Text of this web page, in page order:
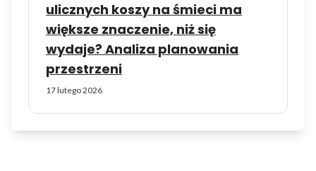
ulicznych koszy na śmieci ma
większe znaczenie, niż się
wydaje? Analiza planowania
przestrzeni
17 lutego 2026